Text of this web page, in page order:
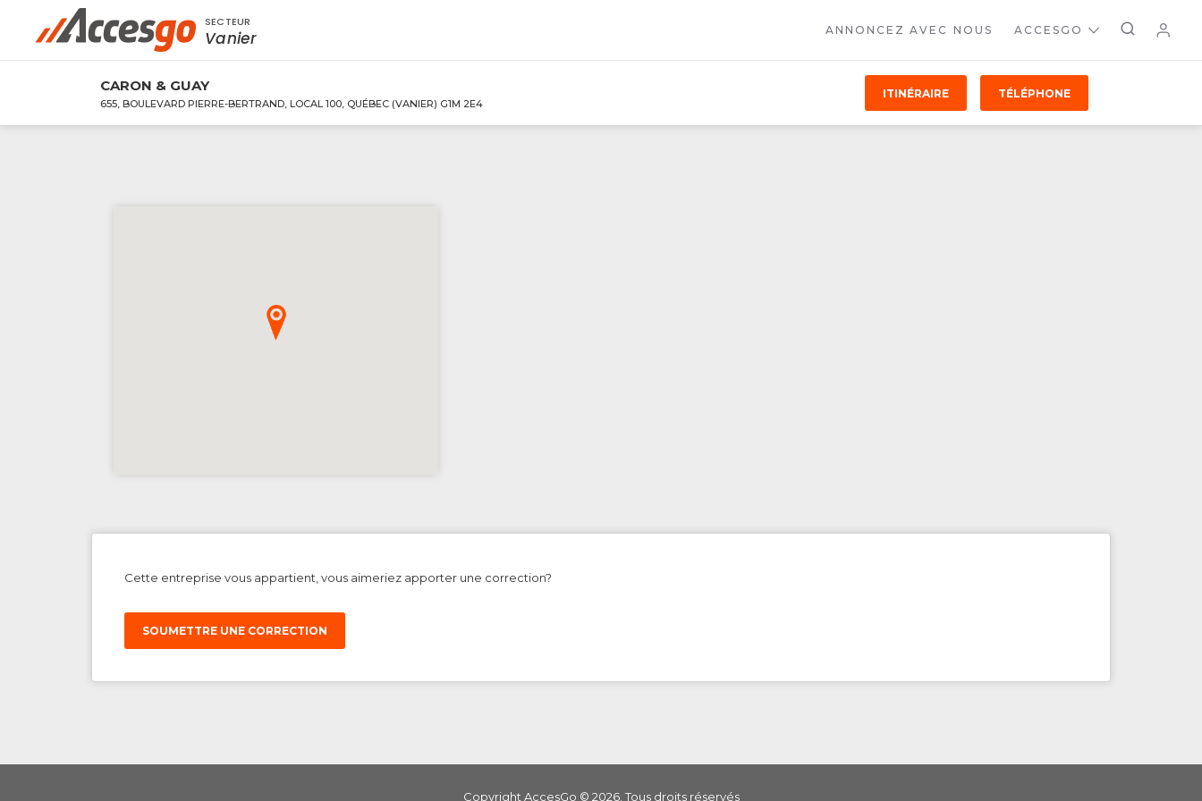
Rechercher à proximité - Entreprise / Rabais / Services
SECTEUR
Vanier ANNONCEZ AVEC NOUS ACCESGO
CARON & GUAY
655, BOULEVARD PIERRE-BERTRAND, LOCAL 100, QUÉBEC (VANIER) G1M 2E4
ITINÉRAIRE TÉLÉPHONE
Cette entreprise vous appartient, vous aimeriez apporter une correction?
SOUMETTRE UNE CORRECTION
Copyright AccesGo © 2026. Tous droits réservés